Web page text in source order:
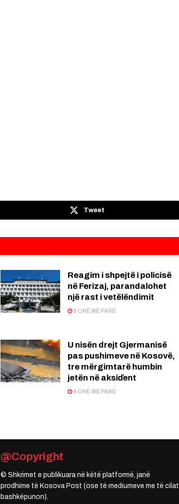
Tweet
Reagim i shpejtë i policisë
në Ferizaj, parandalohet
një rast i vetëlëndimit
8 ORË MË PARË
U nisën drejt Gjermanisë
pas pushimeve në Kosovë,
tre mërgimtarë humbin
jetën në aksiďent
9 ORË MË PARË
@Copyright
© Shkrimet e publikuara në këtë platformë, janë
prodhime të Kosova Post (ose të mediumeve me të cilat
bashkëpunon).